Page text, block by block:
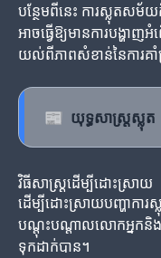
បន្ថែមពីនេះ ការស្លុតសម័
អាចធ្វើឱ្យមានការបង្ហាញ
យល់ពីភាពសំខាន់នៃការគាំ
📰 យុទ្ធសាស្ត្រស្លុត
វិធីសាស្ដ្រដើម្បីដោះស្រាយ
ដើម្បីដោះស្រាយបញ្ហាកា
បណ្តុះបណ្តាលលោកអ្នកនិង
ទុកដាក់បាន។